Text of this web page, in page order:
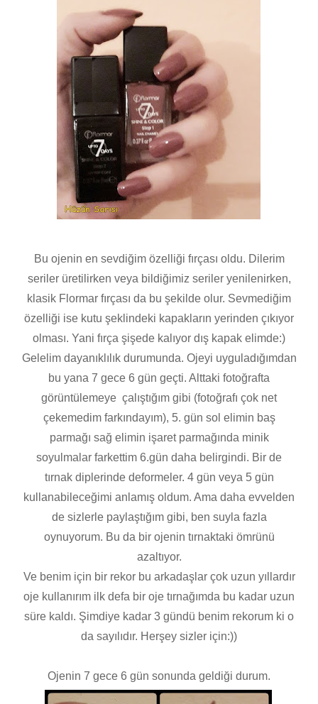
Bu ojenin en sevdiğim özelliği fırçası oldu. Dilerim
seriler üretilirken veya bildiğimiz seriler yenilenirken,
klasik Flormar fırçası da bu şekilde olur. Sevmediğim
özelliği ise kutu şeklindeki kapakların yerinden çıkıyor
olması. Yani fırça şişede kalıyor dış kapak elimde:)
Gelelim dayanıklılık durumunda. Ojeyi uyguladığımdan
bu yana 7 gece 6 gün geçti. Alttaki fotoğrafta
görüntülemeye çalıştığım gibi (fotoğrafı çok net
çekemedim farkındayım), 5. gün sol elimin baş
parmağı sağ elimin işaret parmağında minik
soyulmalar farkettim 6.gün daha belirgindi. Bir de
tırnak diplerinde deformeler. 4 gün veya 5 gün
kullanabileceğimi anlamış oldum. Ama daha evvelden
de sizlerle paylaştığım gibi, ben suyla fazla
oynuyorum. Bu da bir ojenin tırnaktaki ömrünü
azaltıyor.
Ve benim için bir rekor bu arkadaşlar çok uzun yıllardır
oje kullanırım ilk defa bir oje tırnağımda bu kadar uzun
süre kaldı. Şimdiye kadar 3 gündü benim rekorum ki o
da sayılıdır. Herşey sizler için:))
Ojenin 7 gece 6 gün sonunda geldiği durum.